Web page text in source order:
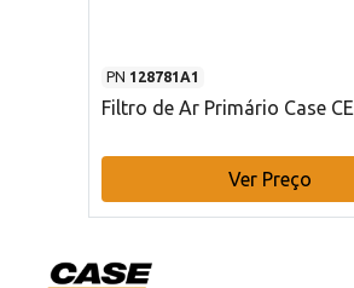
PN 128781A1
Filtro de Ar Primário Case CE
Ver Preço